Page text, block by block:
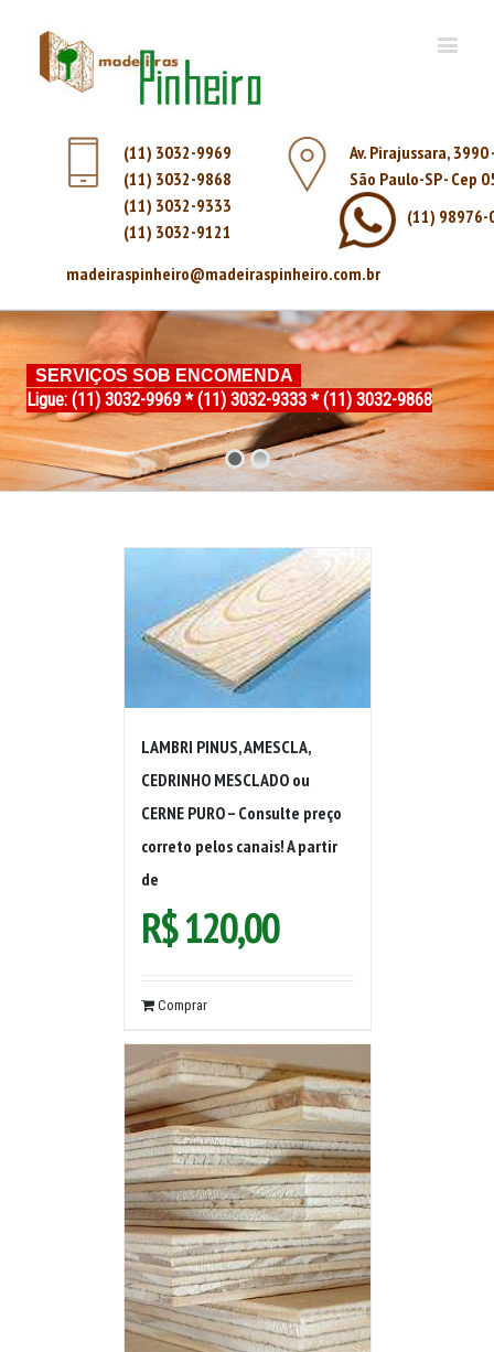
(11) 3032-9969
(11) 3032-9868
(11) 3032-9333
(11) 3032-9121
Av. Pirajussara,
São Paulo-SP - Cep
(11) 98976-
madeiraspinheiro@madeiraspinheiro.com.br
SERVIÇOS SOB ENCOMENDA
Ligue: (11) 3032-9969 * (11) 3032-9333 * (11) 3032-9868
LAMBRI PINUS, AMESCLA,
CEDRINHO MESCLADO ou
CERNE PURO – Consulte preço
correto pelos canais! A partir
de
R$120,00
Comprar